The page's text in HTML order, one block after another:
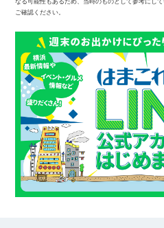
なる可能性もあるため、当時のものとして参考にし
ご確認ください。